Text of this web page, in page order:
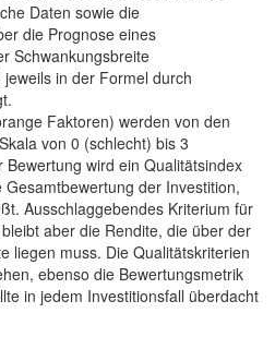
Daten sowie die
die Prognose eines
Schwankungsbreite
in der Formel durch
Faktoren) werden von den
von 0 (schlecht) bis 3
wird ein Qualitätsindex
der Investition,
Ausschlaggebendes Kriterium für
aber die Rendite, die über der
liegen muss. Die Qualitätskriterien
ebenso die Bewertungsmetrik
in jedem Investitionsfall überdacht